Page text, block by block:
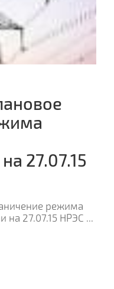
27.07.15
режима
на 27.07.15 НРЭС ...